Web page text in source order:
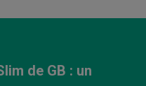
de GB : un